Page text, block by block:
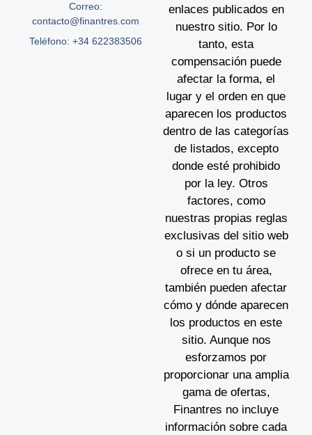
enlaces publicados en
nuestro sitio. Por lo
tanto, esta
compensación puede
afectar la forma, el
lugar y el orden en que
aparecen los productos
dentro de las categorías
de listados, excepto
donde esté prohibido
por la ley. Otros
factores, como
nuestras propias reglas
exclusivas del sitio web
o si un producto se
ofrece en tu área,
también pueden afectar
cómo y dónde aparecen
los productos en este
sitio. Aunque nos
esforzamos por
proporcionar una amplia
gama de ofertas,
Finantres no incluye
información sobre cada
Correo:
contacto@finantres.com
Teléfono: +34 622383506